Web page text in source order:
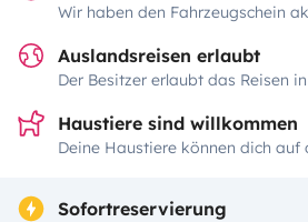
Wir haben den Fahrzeugschein
Auslandsreisen erlaubt
Der Besitzer erlaubt das Reisen
Haustiere sind willkommen
Deine Haustiere können dich auf
Sofortreservierung